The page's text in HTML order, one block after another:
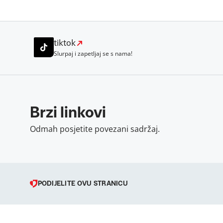
tiktok
Slurpaj i zapetljaj se s nama!
Brzi linkovi
Odmah posjetite povezani sadržaj.
PODIJELITE OVU STRANICU